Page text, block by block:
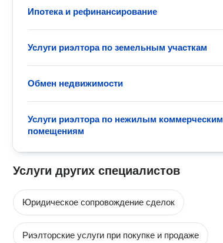
Ипотека и рефинансирование
Услуги риэлтора по земельным участкам
Обмен недвижимости
Услуги риэлтора по нежилым коммерческим
помещениям
Услуги других специалистов
Юридическое сопровождение сделок
Риэлторские услуги при покупке и продаже